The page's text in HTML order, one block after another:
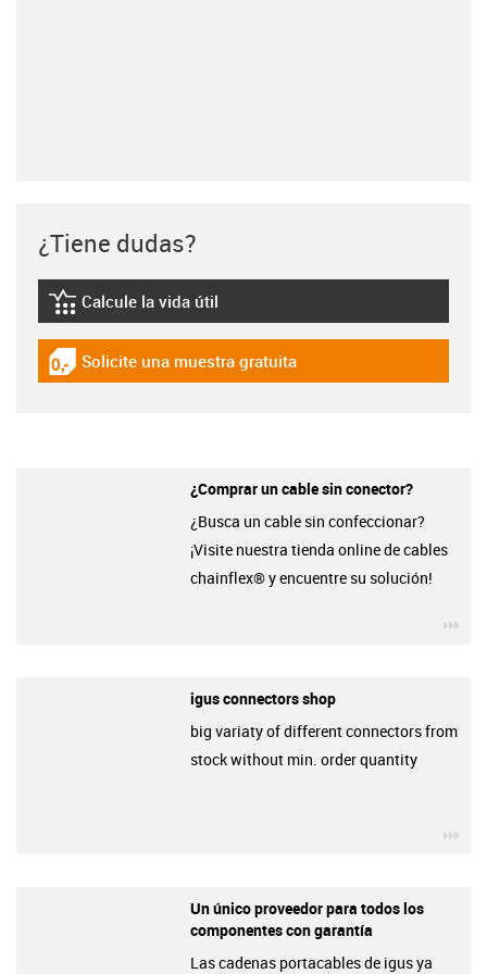
¿Tiene dudas?
igus-icon-lebensdauerrechner
Calcule la vida útil
igus-icon-gratismuster
Solicite una muestra gratuita
¿Comprar un cable sin conector?
¿Busca un cable sin confeccionar?
¡Visite nuestra tienda online de cables
chainflex® y encuentre su solución!
igus connectors shop
big variaty of different connectors from
stock without min. order quantity
Un único proveedor para todos los
componentes con garantía
Las cadenas portacables de igus ya